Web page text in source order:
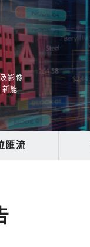
影像
新能
匯流